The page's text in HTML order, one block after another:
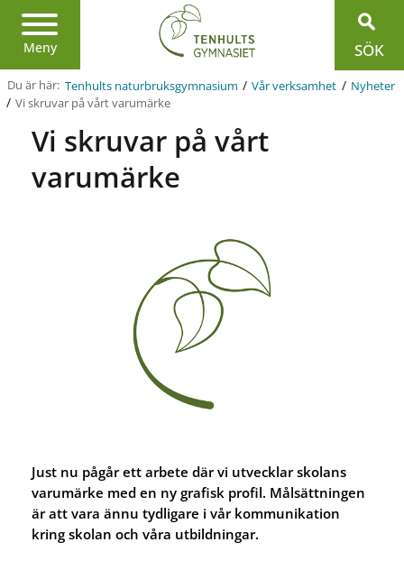
Meny
Region
Jönköpings
län
SÖK
Du är här: Tenhults naturbruksgymnasium / Vår verksamhet / Nyheter
/ Vi skruvar på vårt varumärke
Vi skruvar på vårt
varumärke
Just nu pågår ett arbete där vi utvecklar skolans
varumärke med en ny grafisk profil. Målsättningen
är att vara ännu tydligare i vår kommunikation
kring skolan och våra utbildningar.